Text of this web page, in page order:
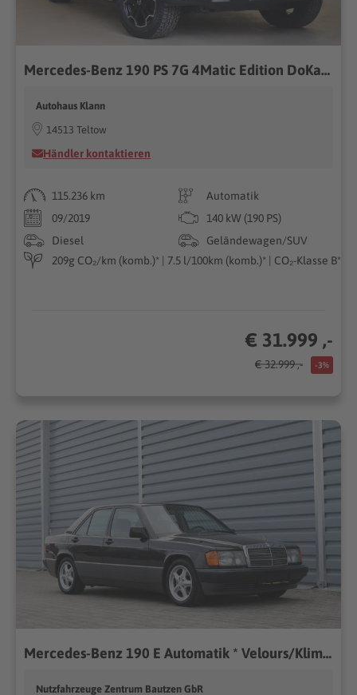
Mercedes-Benz 190 PS 7G 4Matic Edition DoKa Hardtop AHK
Autohaus Klann
14513 Teltow
Händler kontaktieren
115.236 km
Automatik
09/2019
140 kW (190 PS)
Diesel
Geländewagen/SUV
209g CO₂/km (komb.)* | 7.5 l/100km (komb.)* | CO₂-Klasse B*
€ 31.999 ,-
€ 32.999 ,- -3%
Mercedes-Benz 190 E Automatik * Velours/Klima/TOP-Zustand/Becker
Nutzfahrzeuge Zentrum Bautzen GbR